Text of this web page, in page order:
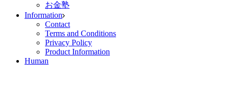
お金塾
Information
Contact
Terms and Conditions
Privacy Policy
Product Information
Human